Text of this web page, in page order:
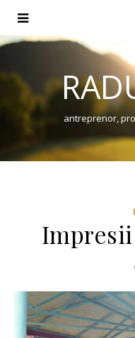
antreprenor,